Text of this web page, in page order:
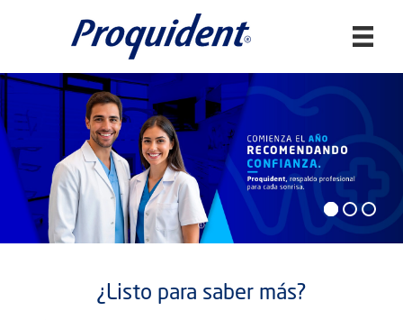
Buscar:
¿Listo para saber más?